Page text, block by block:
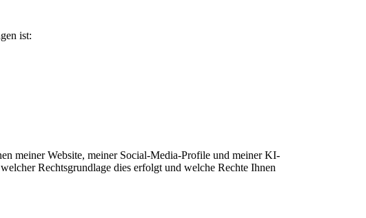
ist:
mei­ner Web­site, mei­ner Social-Media-Pro­fi­le und mei­ner KI-
Rechts­grund­la­ge dies erfolgt und wel­che Rech­te Ihnen